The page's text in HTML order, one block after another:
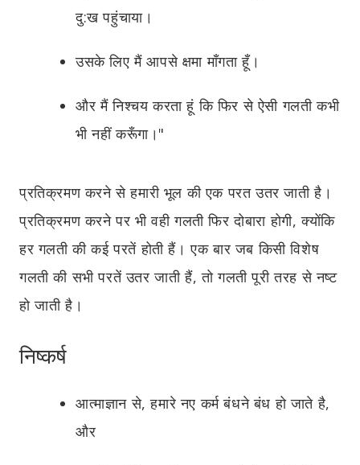
दु:ख पहुंचाया।
उसके लिए मैं आपसे क्षमा माँगता हूँ।
और मैं निश्चय करता हूं कि फिर से ऐसी गलती कभी
भी नहीं करूँगा।"
प्रतिक्रमण करने से हमारी भूल की एक परत उतर जाती है।
प्रतिक्रमण करने पर भी वही गलती फिर दोबारा होगी, क्योंकि
हर गलती की कई परतें होती हैं। एक बार जब किसी विशेष
गलती की सभी परतें उतर जाती हैं, तो गलती पूरी तरह से नष्ट
हो जाती है।
निष्कर्ष
आत्माज्ञान से, हमारे नए कर्म बंधने बंध हो जाते है,
और